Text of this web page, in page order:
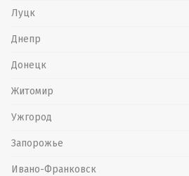
Луцк
Днепр
Донецк
Житомир
Ужгород
Запорожье
Ивано-Франковск